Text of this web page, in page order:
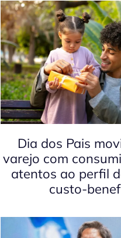
Dia dos Pais
varejo com
atentos ao perfil
custo-